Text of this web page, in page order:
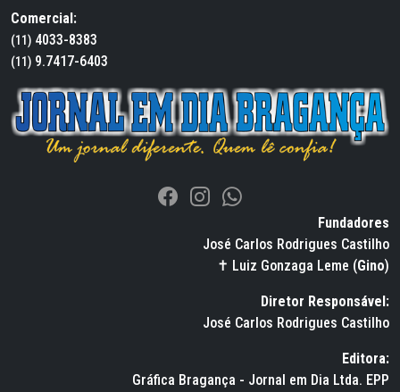
Comercial:
(11) 4033-8383
(11) 9.7417-6403
Fundadores
José Carlos Rodrigues Castilho
✝ Luiz Gonzaga Leme (Gino)
Diretor Responsável:
José Carlos Rodrigues Castilho
Editora:
Gráfica Bragança - Jornal em Dia Ltda. EPP